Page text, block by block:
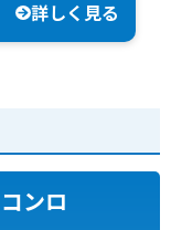
詳しく見る
ンロ